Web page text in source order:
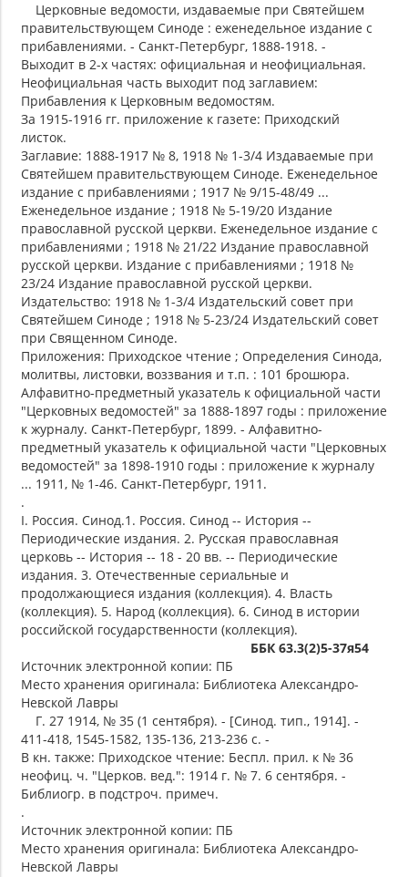
Церковные ведомости, издаваемые при Святейшем
правительствующем Синоде : еженедельное издание с
прибавлениями. - Санкт-Петербург, 1888-1918. -
Выходит в 2-х частях: официальная и неофициальная.
Неофициальная часть выходит под заглавием:
Прибавления к Церковным ведомостям.
За 1915-1916 гг. приложение к газете: Приходский
листок.
Заглавие: 1888-1917 № 8, 1918 № 1-3/4 Издаваемые при
Святейшем правительствующем Синоде. Еженедельное
издание с прибавлениями ; 1917 № 9/15-48/49 ...
Еженедельное издание ; 1918 № 5-19/20 Издание
православной русской церкви. Еженедельное издание с
прибавлениями ; 1918 № 21/22 Издание православной
русской церкви. Издание с прибавлениями ; 1918 №
23/24 Издание православной русской церкви.
Издательство: 1918 № 1-3/4 Издательский совет при
Святейшем Синоде ; 1918 № 5-23/24 Издательский совет
при Священном Синоде.
Приложения: Приходское чтение ; Определения Синода,
молитвы, листовки, воззвания и т.п. : 101 брошюра.
Алфавитно-предметный указатель к официальной части
"Церковных ведомостей" за 1888-1897 годы : приложение
к журналу. Санкт-Петербург, 1899. - Алфавитно-
предметный указатель к официальной части "Церковных
ведомостей" за 1898-1910 годы : приложение к журналу
... 1911, № 1-46. Санкт-Петербург, 1911.
.
I. Россия. Синод.1. Россия. Синод -- История --
Периодические издания. 2. Русская православная
церковь -- История -- 18 - 20 вв. -- Периодические
издания. 3. Отечественные сериальные и
продолжающиеся издания (коллекция). 4. Власть
(коллекция). 5. Народ (коллекция). 6. Синод в истории
российской государственности (коллекция).
ББК 63.3(2)5-37я54
Источник электронной копии: ПБ
Место хранения оригинала: Библиотека Александро-
Невской Лавры
Г. 27 1914, № 35 (1 сентября). - [Синод. тип., 1914]. -
411-418, 1545-1582, 135-136, 213-236 с. -
В кн. также: Приходское чтение: Беспл. прил. к № 36
неофиц. ч. "Церков. вед.": 1914 г. № 7. 6 сентября. -
Библиогр. в подстроч. примеч.
.
Источник электронной копии: ПБ
Место хранения оригинала: Библиотека Александро-
Невской Лавры